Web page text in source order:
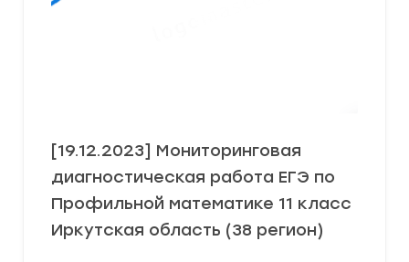
[19.12.2023] Мониторинговая
диагностическая работа ЕГЭ по
Профильной математике 11 класс
Иркутская область (38 регион)